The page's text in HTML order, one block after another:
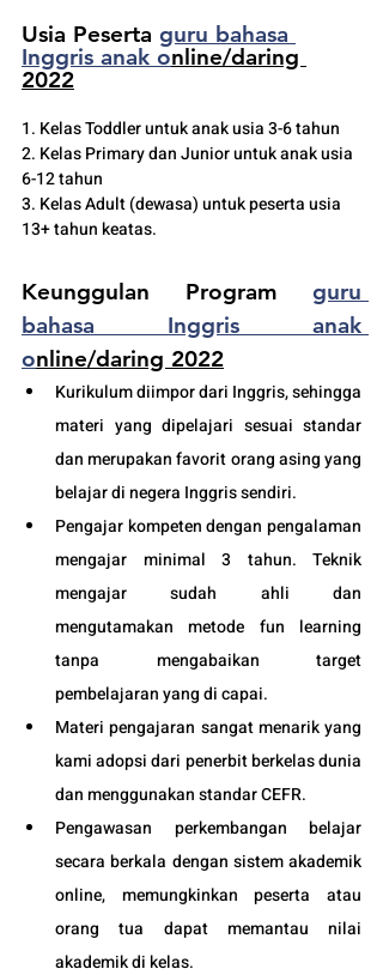
Usia Peserta guru bahasa
Inggris anak online/daring
2022
1. Kelas Toddler untuk anak usia 3-6 tahun
2. Kelas Primary dan Junior untuk anak usia
6-12 tahun
3. Kelas Adult (dewasa) untuk peserta usia
13+ tahun keatas.
Keunggulan Program guru
bahasa Inggris anak
online/daring 2022
Kurikulum diimpor dari Inggris, sehingga
materi yang dipelajari sesuai standar
dan merupakan favorit orang asing yang
belajar di negera Inggris sendiri.
Pengajar kompeten dengan pengalaman
mengajar minimal 3 tahun. Teknik
mengajar sudah ahli dan
mengutamakan metode fun learning
tanpa mengabaikan target
pembelajaran yang di capai.
Materi pengajaran sangat menarik yang
kami adopsi dari penerbit berkelas dunia
dan menggunakan standar CEFR.
Pengawasan perkembangan belajar
secara berkala dengan sistem akademik
online, memungkinkan peserta atau
orang tua dapat memantau nilai
akademik di kelas.